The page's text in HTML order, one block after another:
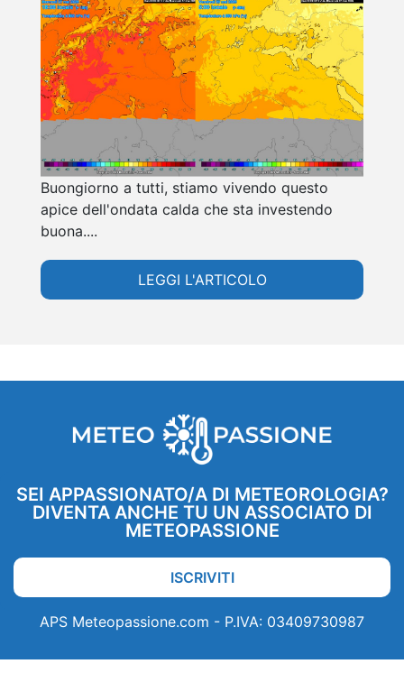
Buongiorno a tutti, stiamo vivendo questo
apice dell'ondata calda che sta investendo
buona....
LEGGI L'ARTICOLO
SEI APPASSIONATO/A DI METEOROLOGIA?
DIVENTA ANCHE TU UN ASSOCIATO DI
METEOPASSIONE
ISCRIVITI
APS Meteopassione.com - P.IVA: 03409730987